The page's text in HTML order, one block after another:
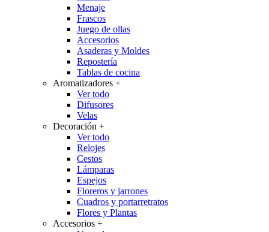
Menaje
Frascos
Juego de ollas
Accesorios
Asaderas y Moldes
Repostería
Tablas de cocina
Aromatizadores +
Ver todo
Difusores
Velas
Decoración +
Ver todo
Relojes
Cestos
Lámparas
Espejos
Floreros y jarrones
Cuadros y portarretratos
Flores y Plantas
Accesorios +